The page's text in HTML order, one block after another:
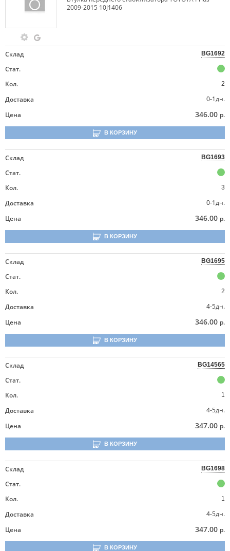
2009-2015 10J1406
Склад BG1692
Стат.
Кол.
2
Доставка
0-1дн.
Цена
346.00 р.
В КОРЗИНУ
Склад BG1693
Стат.
Кол.
3
Доставка
0-1дн.
Цена
346.00 р.
В КОРЗИНУ
Склад BG1695
Стат.
Кол.
2
Доставка
4-5дн.
Цена
346.00 р.
В КОРЗИНУ
Склад BG14565
Стат.
Кол.
1
Доставка
4-5дн.
Цена
347.00 р.
В КОРЗИНУ
Склад BG1698
Стат.
Кол.
1
Доставка
4-5дн.
Цена
347.00 р.
В КОРЗИНУ